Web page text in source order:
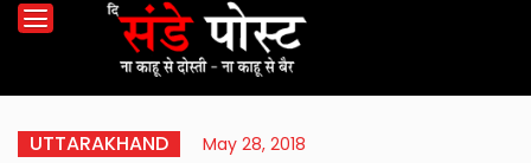
UTTARAKHAND May 28, 2018